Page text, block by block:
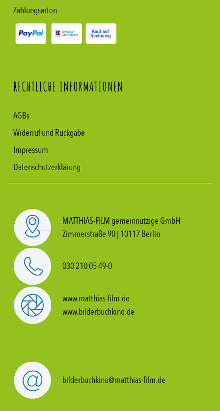
Zahlungsarten
RECHTLICHE INFORMATIONEN
AGBs
Widerruf und Rückgabe
Impressum
Datenschutzerklärung
MATTHIAS-FILM gemeinnützige GmbH
Zimmerstraße 90 | 10117 Berlin
030 210 05 49-0
www.matthias-film.de
www.bilderbuchkino.de
bilderbuchkino@matthias-film.de